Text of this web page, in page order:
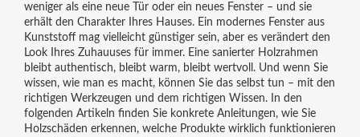
weniger als eine neue Tür oder ein neues Fenster – und sie
erhält den Charakter Ihres Hauses. Ein modernes Fenster aus
Kunststoff mag vielleicht günstiger sein, aber es verändert den
Look Ihres Zuhauuses für immer. Eine sanierter Holzrahmen
bleibt authentisch, bleibt warm, bleibt wertvoll. Und wenn Sie
wissen, wie man es macht, können Sie das selbst tun – mit den
richtigen Werkzeugen und dem richtigen Wissen. In den
folgenden Artikeln finden Sie konkrete Anleitungen, wie Sie
Holzschäden erkennen, welche Produkte wirklich funktionieren